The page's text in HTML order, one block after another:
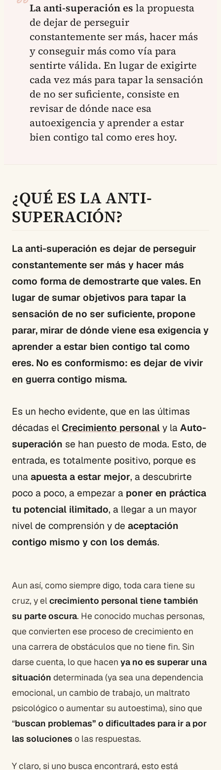
La anti-superación es la propuesta
de dejar de perseguir
constantemente ser más, hacer más
y conseguir más como vía para
sentirte válida. En lugar de exigirte
cada vez más para tapar la sensación
de no ser suficiente, consiste en
revisar de dónde nace esa
autoexigencia y aprender a estar
bien contigo tal como eres hoy.
¿QUÉ ES LA ANTI-
SUPERACIÓN?
La anti-superación es dejar de perseguir
constantemente ser más y hacer más
como forma de demostrarte que vales. En
lugar de sumar objetivos para tapar la
sensación de no ser suficiente, propone
parar, mirar de dónde viene esa exigencia y
aprender a estar bien contigo tal como
eres. No es conformismo: es dejar de vivir
en guerra contigo misma.
Es un hecho evidente, que en las últimas
décadas el Crecimiento personal y la Auto-
superación se han puesto de moda. Esto, de
entrada, es totalmente positivo, porque es
una apuesta a estar mejor, a descubrirte
poco a poco, a empezar a poner en práctica
tu potencial ilimitado, a llegar a un mayor
nivel de comprensión y de aceptación
contigo mismo y con los demás.
Aun así, como siempre digo, toda cara tiene su
cruz, y elcrecimiento personal tiene también
su parte oscura. He conocido muchas personas,
que convierten ese proceso de crecimiento en
una carrera de obstáculos que no tiene fin. Sin
darse cuenta, lo que hacen ya no es superar una
situación determinada (ya sea una dependencia
emocional, un cambio de trabajo, un maltrato
psicológico o aumentar su autoestima), sino que
“buscan problemas” o dificultades para ir a por
las soluciones o las respuestas.
Y claro, si uno busca encontrará, esto está